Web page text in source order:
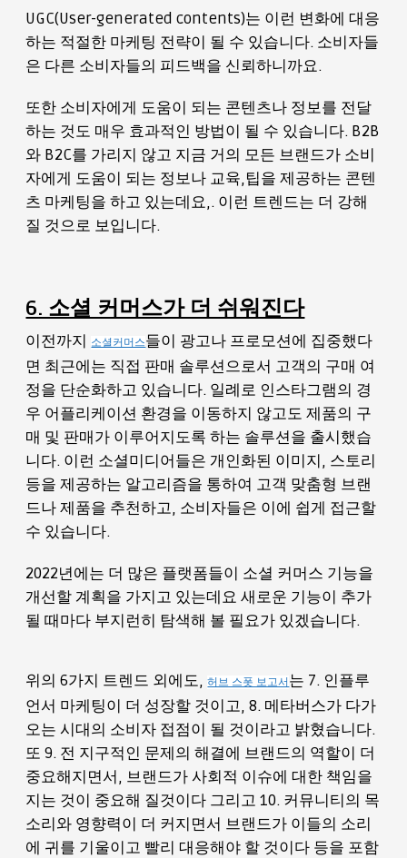
UGC(User-generated contents)는 이런 변화에 대응
하는 적절한 마케팅 전략이 될 수 있습니다. 소비자들
은 다른 소비자들의 피드백을 신뢰하니까요.
또한 소비자에게 도움이 되는 콘텐츠나 정보를 전달
하는 것도 매우 효과적인 방법이 될 수 있습니다. B2B
와 B2C를 가리지 않고 지금 거의 모든 브랜드가 소비
자에게 도움이 되는 정보나 교육,팁을 제공하는 콘텐
츠 마케팅을 하고 있는데요,. 이런 트렌드는 더 강해
질 것으로 보입니다.
6. 소셜 커머스가 더 쉬워진다
이전까지 소셜커머스들이 광고나 프로모션에 집중했다
면 최근에는 직접 판매 솔루션으로서 고객의 구매 여
정을 단순화하고 있습니다. 일례로 인스타그램의 경
우 어플리케이션 환경을 이동하지 않고도 제품의 구
매 및 판매가 이루어지도록 하는 솔루션을 출시했습
니다. 이런 소셜미디어들은 개인화된 이미지, 스토리
등을 제공하는 알고리즘을 통하여 고객 맞춤형 브랜
드나 제품을 추천하고, 소비자들은 이에 쉽게 접근할
수 있습니다.
2022년에는 더 많은 플랫폼들이 소셜 커머스 기능을
개선할 계획을 가지고 있는데요 새로운 기능이 추가
될 때마다 부지런히 탐색해 볼 필요가 있겠습니다.
위의 6가지 트렌드 외에도,허브 스폿 보고서 는 7. 인플루
언서 마케팅이 더 성장할 것이고, 8. 메타버스가 다가
오는 시대의 소비자 접점이 될 것이라고 밝혔습니다.
또 9. 전 지구적인 문제의 해결에 브랜드의 역할이 더
중요해지면서, 브랜드가 사회적 이슈에 대한 책임을
지는 것이 중요해 질것이다 그리고 10. 커뮤니티의 목
소리와 영향력이 더 커지면서 브랜드가 이들의 소리
에 귀를 기울이고 빨리 대응해야 할 것이다 등을 포함